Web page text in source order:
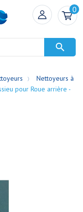
0

Nettoyeurs à
pour Roue arrière -